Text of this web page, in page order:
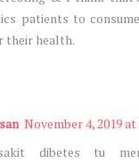
patients to
their health.
November 4, 2019 at
dibetes tu